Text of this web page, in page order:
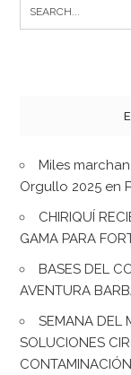
for:
Miles
Orgullo 2025 en
CHIRIQUÍ
GAMA PARA
BASES DEL
AVENTURA
SEMANA DEL
SOLUCIONES